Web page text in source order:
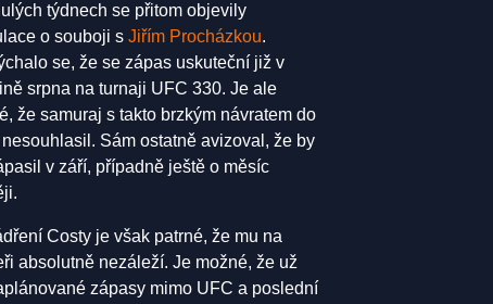
týdnech se přitom objevily
o souboji s Jiřím Procházkou.
se, že se zápas uskuteční již v
srpna na turnaji UFC 330. Je ale
že samuraj s takto brzkým návratem do
nesouhlasil. Sám ostatně avizoval, že by
v září, případně ještě o měsíc
Costy je však patrné, že mu na
absolutně nezáleží. Je možné, že už
zápasy mimo UFC a poslední